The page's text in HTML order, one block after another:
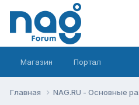
Магазин Портал
Главная NAG.RU - Основные